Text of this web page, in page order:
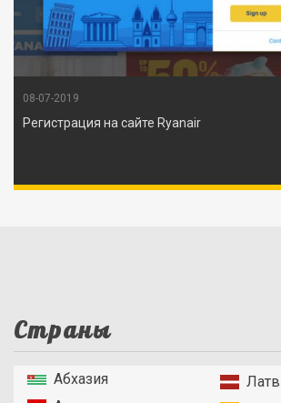
08-07-2019
Регистрация на сайте Ryanair
Страны
Абхазия